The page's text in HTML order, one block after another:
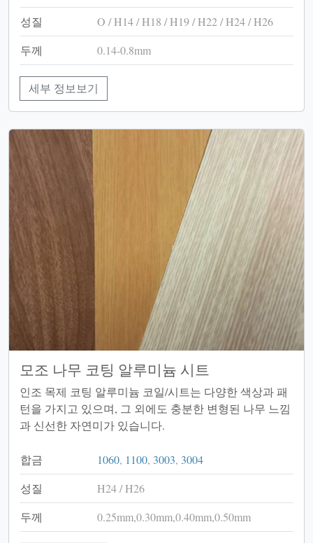
성질
O / H14 / H18 / H19 / H22 / H24 / H26
두께
0.14-0.8mm
세부 정보보기
모조 나무 코팅 알루미늄 시트
인조 목제 코팅 알루미늄 코일/시트는 다양한 색상과 패
턴을 가지고 있으며, 그 외에도 충분한 변형된 나무 느낌
과 신선한 자연미가 있습니다.
합금 1060, 1100, 3003, 3004
성질
H24 / H26
두께
0.25mm,0.30mm,0.40mm,0.50mm